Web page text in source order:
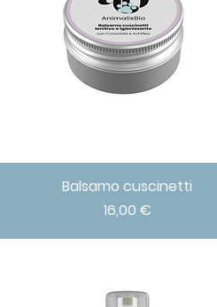
Vista rapida
Balsamo cuscinetti
Prezzo
16,00 €